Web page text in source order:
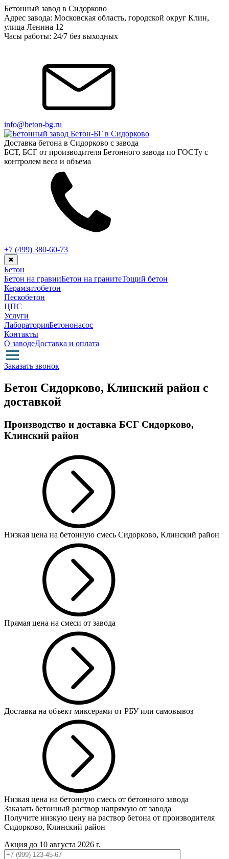
Бетонный завод в Сидорково
Адрес завода: Московская область, городской округ Клин,
улица Ленина 12
Часы работы: 24/7 без выходных
info@beton-bg.ru
Доставка бетона в Сидорково с завода
БСТ, БСГ от производителя Бетонного завода по ГОСТу с
контролем веса и объема
+7 (499) 380-60-73
✖
Бетон
Бетон на гравииБетон на гранитеТощий бетон
Керамзитобетон
Пескобетон
ЦПС
Услуги
ЛабораторияБетононасос
Контакты
О заводеДоставка и оплата
Заказать звонок
Бетон Сидорково, Клинский район с
доставкой
Производство и доставка БСГ Сидорково,
Клинский район
Низкая цена на бетонную смесь Сидорково, Клинский район
Прямая цена на смеси от завода
Доставка на объект миксерами от РБУ или самовывоз
Низкая цена на бетонную смесь от бетонного завода
Заказать бетонный раствор напрямую от завода
Получите низкую цену на раствор бетона от производителя
Сидорково, Клинский район
Акция до 10 августа 2026 г.